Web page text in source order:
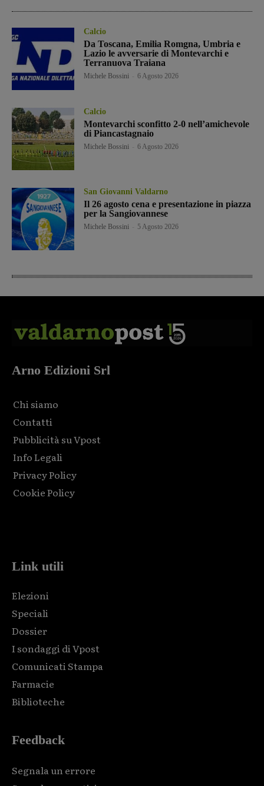
Calcio
Da Toscana, Emilia Romgna, Umbria e
Lazio le avversarie di Montevarchi e
Terranuova Traiana
Michele Bossini 6 Agosto 2026
Calcio
Montevarchi sconfitto 2-0 nell’amichevole
di Piancastagnaio
Michele Bossini 6 Agosto 2026
San Giovanni Valdarno
Il 26 agosto cena e presentazione in piazza
per la Sangiovannese
Michele Bossini 5 Agosto 2026
Arno Edizioni Srl
Chi siamo
Contatti
Pubblicità su Vpost
Info Legali
Privacy Policy
Cookie Policy
Link utili
Elezioni
Speciali
Dossier
I sondaggi di Vpost
Comunicati Stampa
Farmacie
Biblioteche
Feedback
Segnala un errore